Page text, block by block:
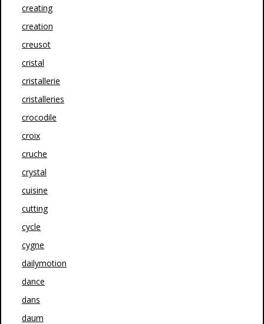
creating
creation
creusot
cristal
cristallerie
cristalleries
crocodile
croix
cruche
crystal
cuisine
cutting
cycle
cygne
dailymotion
dance
dans
daum